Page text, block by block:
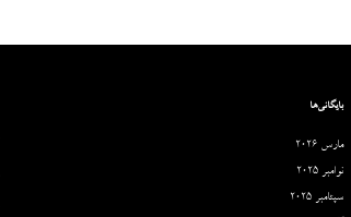
بایگانی‌ها
مارس 2026
نوامبر 2025
سپتامبر 2025